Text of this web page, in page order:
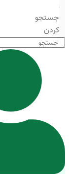
جستجو
کردن